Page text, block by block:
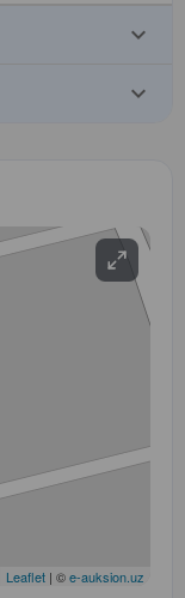
keyboard_arrow_down
keyboard_arrow_down
Leaflet | ©e-auksion.uz